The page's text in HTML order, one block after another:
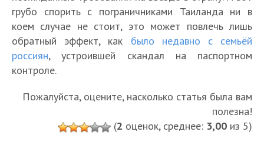
грубо спорить с пограничниками Таиланда ни в
коем случае не стоит, это может повлечь лишь
обратный эффект, как было недавно с семьёй
россиян, устроившей скандал на паспортном
контроле.
Пожалуйста, оцените, насколько статья была вам
полезна!
(2 оценок, среднее: 3,00 из 5)